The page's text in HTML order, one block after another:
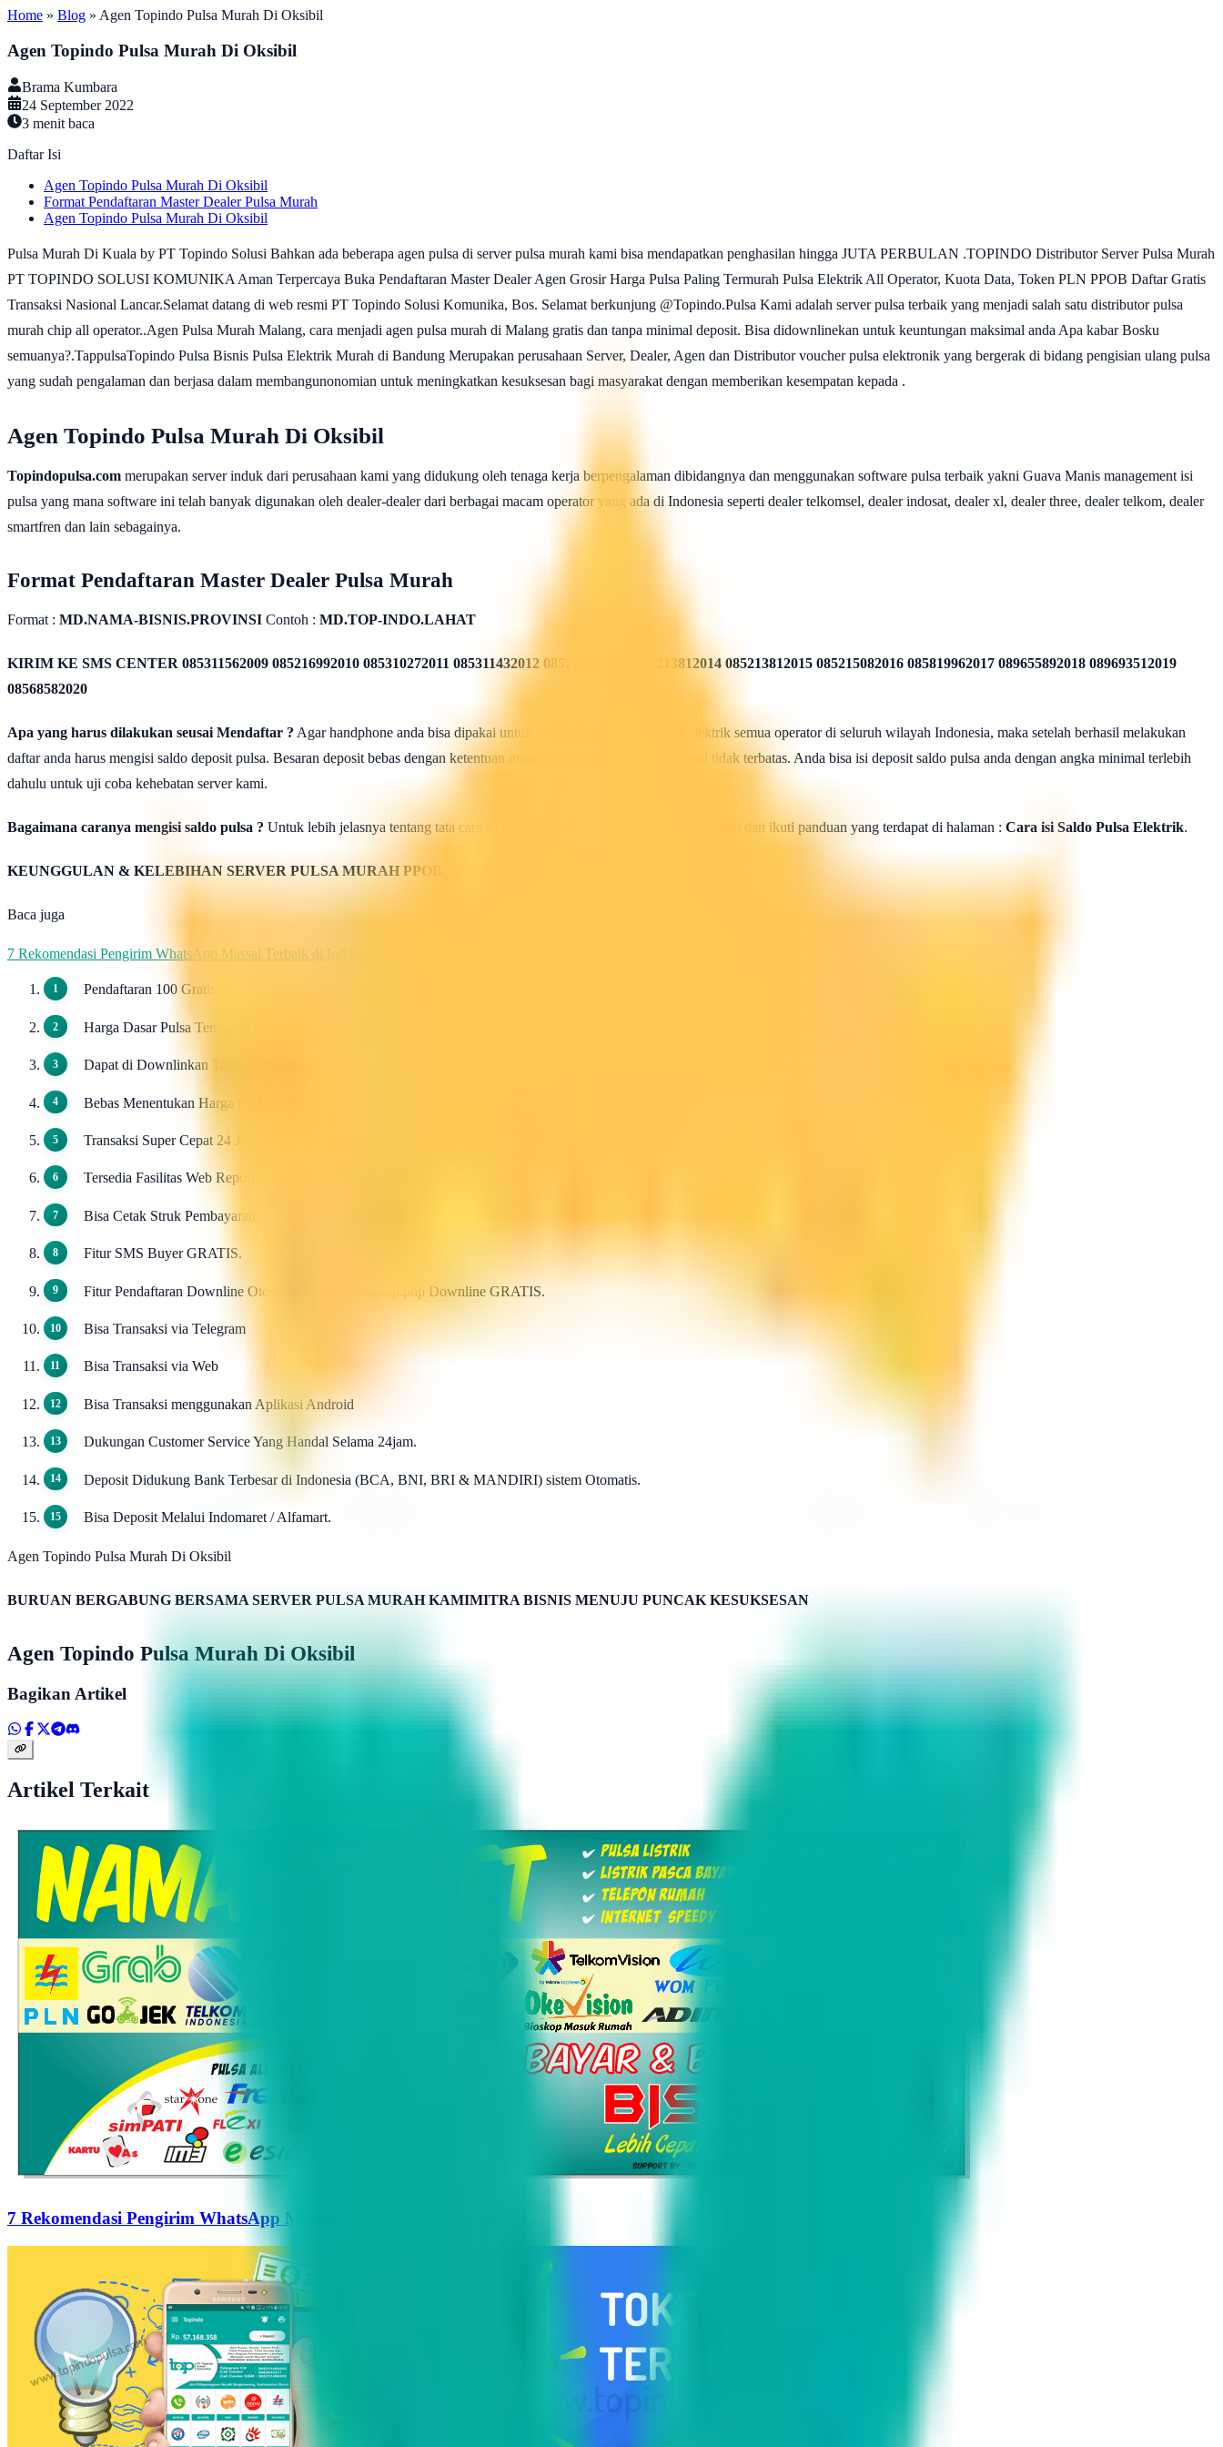
Home » Blog » Agen Topindo Pulsa Murah Di Oksibil
Agen Topindo Pulsa Murah Di Oksibil
Brama Kumbara
24 September 2022
3 menit baca
Daftar Isi
Agen Topindo Pulsa Murah Di Oksibil
Format Pendaftaran Master Dealer Pulsa Murah
Agen Topindo Pulsa Murah Di Oksibil
Pulsa Murah Di Kuala by PT Topindo Solusi Bahkan ada beberapa agen pulsa di server pulsa murah kami bisa mendapatkan penghasilan hingga JUTA PERBULAN .TOPINDO Distributor Server Pulsa Murah
PT TOPINDO SOLUSI KOMUNIKA Aman Terpercaya Buka Pendaftaran Master Dealer Agen Grosir Harga Pulsa Paling Termurah Pulsa Elektrik All Operator, Kuota Data, Token PLN PPOB Daftar Gratis
Transaksi Nasional Lancar.Selamat datang di web resmi PT Topindo Solusi Komunika, Bos. Selamat berkunjung @Topindo.Pulsa Kami adalah server pulsa terbaik yang menjadi salah satu distributor pulsa
murah chip all operator..Agen Pulsa Murah Malang, cara menjadi agen pulsa murah di Malang gratis dan tanpa minimal deposit. Bisa didownlinekan untuk keuntungan maksimal anda Apa kabar Bosku
semuanya?.TappulsaTopindo Pulsa Bisnis Pulsa Elektrik Murah di Bandung Merupakan perusahaan Server, Dealer, Agen dan Distributor voucher pulsa elektronik yang bergerak di bidang pengisian ulang pulsa
yang sudah pengalaman dan berjasa dalam membangunonomian untuk meningkatkan kesuksesan bagi masyarakat dengan memberikan kesempatan kepada .
Agen Topindo Pulsa Murah Di Oksibil
Topindopulsa.com merupakan server induk dari perusahaan kami yang didukung oleh tenaga kerja berpengalaman dibidangnya dan menggunakan software pulsa terbaik yakni Guava Manis management isi
pulsa yang mana software ini telah banyak digunakan oleh dealer-dealer dari berbagai macam operator yang ada di Indonesia seperti dealer telkomsel, dealer indosat, dealer xl, dealer three, dealer telkom, dealer
smartfren dan lain sebagainya.
Format Pendaftaran Master Dealer Pulsa Murah
Format : MD.NAMA-BISNIS.PROVINSI Contoh : MD.TOP-INDO.LAHAT
KIRIM KE SMS CENTER 085311562009 085216992010 085310272011 085311432012 085213782013 085213812014 085213812015 085215082016 085819962017 089655892018 089693512019
08568582020
Apa yang harus dilakukan seusai Mendaftar ? Agar handphone anda bisa dipakai untuk melakukan isi ulang pulsa elektrik semua operator di seluruh wilayah Indonesia, maka setelah berhasil melakukan
daftar anda harus mengisi saldo deposit pulsa. Besaran deposit bebas dengan ketentuan minimal 50rb rupiah dan maksimal tidak terbatas. Anda bisa isi deposit saldo pulsa anda dengan angka minimal terlebih
dahulu untuk uji coba kehebatan server kami.
Bagaimana caranya mengisi saldo pulsa ? Untuk lebih jelasnya tentang tata cara isi saldo deposit pulsa ini silahkan anda baca dan ikuti panduan yang terdapat di halaman : Cara isi Saldo Pulsa Elektrik.
KEUNGGULAN & KELEBIHAN SERVER PULSA MURAH PPOB KAMI
Baca juga
7 Rekomendasi Pengirim WhatsApp Massal Terbaik di Indonesia
Pendaftaran 100 Gratis.
Harga Dasar Pulsa Termurah / Grosir.
Dapat di Downlinkan Tidak Terbatas.
Bebas Menentukan Harga Ke Downline.
Transaksi Super Cepat 24 Jam Non Stop.
Tersedia Fasilitas Web Report.
Bisa Cetak Struk Pembayaran.
Fitur SMS Buyer GRATIS.
Fitur Pendaftaran Downline Otomatis / Autowp-signup.php Downline GRATIS.
Bisa Transaksi via Telegram
Bisa Transaksi via Web
Bisa Transaksi menggunakan Aplikasi Android
Dukungan Customer Service Yang Handal Selama 24jam.
Deposit Didukung Bank Terbesar di Indonesia (BCA, BNI, BRI & MANDIRI) sistem Otomatis.
Bisa Deposit Melalui Indomaret / Alfamart.
Agen Topindo Pulsa Murah Di Oksibil
BURUAN BERGABUNG BERSAMA SERVER PULSA MURAH KAMIMITRA BISNIS MENUJU PUNCAK KESUKSESAN
Agen Topindo Pulsa Murah Di Oksibil
Bagikan Artikel
Artikel Terkait
7 Rekomendasi Pengirim WhatsApp Massal Terbaik di Indonesia